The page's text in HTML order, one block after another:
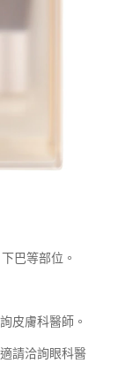
巴等部位。
皮膚科醫師。
請洽詢眼科醫